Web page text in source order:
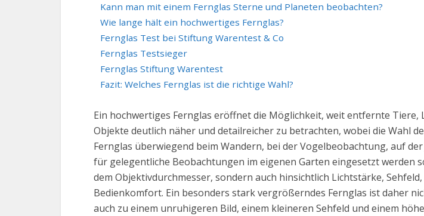
Kann man mit einem Fernglas Sterne und Planeten beobachten?
Wie lange hält ein hochwertiges Fernglas?
Fernglas Test bei Stiftung Warentest & Co
Fernglas Testsieger
Fernglas Stiftung Warentest
Fazit: Welches Fernglas ist die richtige Wahl?
Ein hochwertiges Fernglas eröffnet die Möglichkeit, weit entfernte
Objekte deutlich näher und detailreicher zu betrachten, wobei die Wahl
Fernglas überwiegend beim Wandern, bei der Vogelbeobachtung, auf
für gelegentliche Beobachtungen im eigenen Garten eingesetzt
dem Objektivdurchmesser, sondern auch hinsichtlich Lichtstärke,
Bedienkomfort. Ein besonders stark vergrößerndes Fernglas ist daher
auch zu einem unruhigeren Bild, einem kleineren Sehfeld und einem